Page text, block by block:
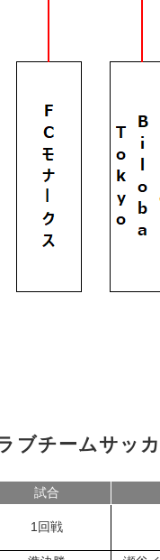
ブチームサッ
試合
1回戦